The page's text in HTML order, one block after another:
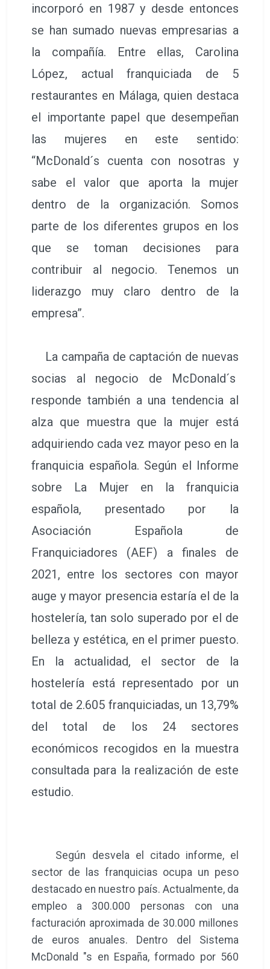
incorporó en 1987 y desde entonces
se han sumado nuevas empresarias a
la compañía. Entre ellas, Carolina
López, actual franquiciada de 5
restaurantes en Málaga, quien destaca
el importante papel que desempeñan
las mujeres en este sentido:
“McDonald´s cuenta con nosotras y
sabe el valor que aporta la mujer
dentro de la organización. Somos
parte de los diferentes grupos en los
que se toman decisiones para
contribuir al negocio. Tenemos un
liderazgo muy claro dentro de la
empresa”.
La campaña de captación de nuevas
socias al negocio de McDonald´s
responde también a una tendencia al
alza que muestra que la mujer está
adquiriendo cada vez mayor peso en la
franquicia española. Según el Informe
sobre La Mujer en la franquicia
española, presentado por la
Asociación Española de
Franquiciadores (AEF) a finales de
2021, entre los sectores con mayor
auge y mayor presencia estaría el de la
hostelería, tan solo superado por el de
belleza y estética, en el primer puesto.
En la actualidad, el sector de la
hostelería está representado por un
total de 2.605 franquiciadas, un 13,79%
del total de los 24 sectores
económicos recogidos en la muestra
consultada para la realización de este
estudio.
Según desvela el citado informe, el
sector de las franquicias ocupa un peso
destacado en nuestro país. Actualmente, da
empleo a 300.000 personas con una
facturación aproximada de 30.000 millones
de euros anuales. Dentro del Sistema
McDonald "s en España, formado por 560